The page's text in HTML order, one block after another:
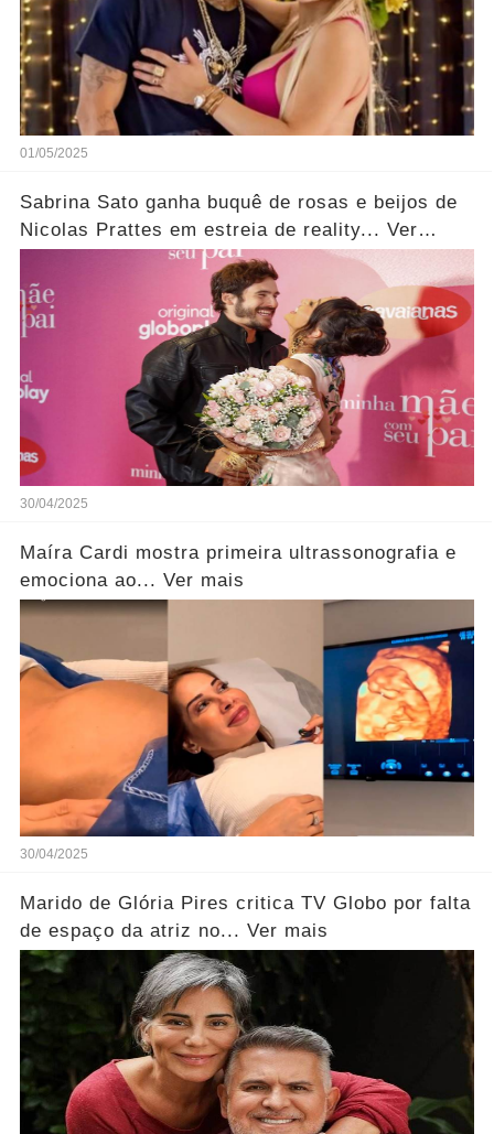
01/05/2025
Sabrina Sato ganha buquê de rosas e beijos de
Nicolas Prattes em estreia de reality... Ver
30/04/2025
Maíra Cardi mostra primeira ultrassonografia e
emociona ao... Ver mais
30/04/2025
Marido de Glória Pires critica TV Globo por falta
de espaço da atriz no... Ver mais